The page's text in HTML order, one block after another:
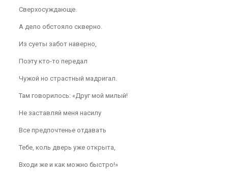
Сверхосуждающе.
А дело обстояло скверно.
Из суеты забот наверно,
Поэту кто-то передал
Чужой но страстный мадригал.
Там говорилось: «Друг мой милый!
Не заставляй меня насилу
Все предпочтенье отдавать
Тебе, коль дверь уже открыта,
Входи же и как можно быстро!»